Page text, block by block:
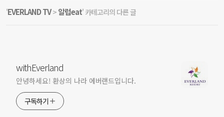
'EVERLAND TV> 알럽eat' 카테고리의 다른 글
withEverland
안녕하세요! 환상의 나라 에버랜드입니다.
구독하기